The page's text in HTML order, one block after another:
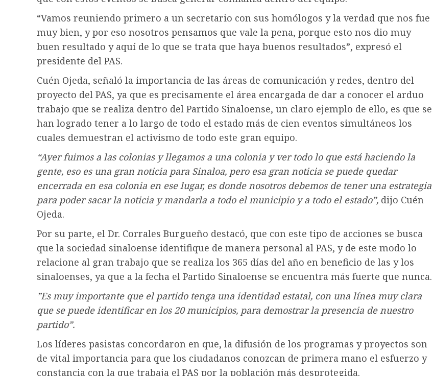
“Vamos reuniendo primero a un secretario con sus homólogos y la verdad que nos fue
muy bien, y por eso nosotros pensamos que vale la pena, porque esto nos dio muy
buen resultado y aquí de lo que se trata que haya buenos resultados”, expresó el
presidente del PAS.
Cuén Ojeda, señaló la importancia de las áreas de comunicación y redes, dentro del
proyecto del PAS, ya que es precisamente el área encargada de dar a conocer el arduo
trabajo que se realiza dentro del Partido Sinaloense, un claro ejemplo de ello, es que se
han logrado tener a lo largo de todo el estado más de cien eventos simultáneos los
cuales demuestran el activismo de todo este gran equipo.
“Ayer fuimos a las colonias y llegamos a una colonia y ver todo lo que está haciendo la
gente, eso es una gran noticia para Sinaloa, pero esa gran noticia se puede quedar
encerrada en esa colonia en ese lugar, es donde nosotros debemos de tener una estrategia
para poder sacar la noticia y mandarla a todo el municipio y a todo el estado”, dijo Cuén
Ojeda.
Por su parte, el Dr. Corrales Burgueño destacó, que con este tipo de acciones se busca
que la sociedad sinaloense identifique de manera personal al PAS, y de este modo lo
relacione al gran trabajo que se realiza los 365 días del año en beneficio de las y los
sinaloenses, ya que a la fecha el Partido Sinaloense se encuentra más fuerte que nunca.
”Es muy importante que el partido tenga una identidad estatal, con una línea muy clara
que se puede identificar en los 20 municipios, para demostrar la presencia de nuestro
partido”.
Los líderes pasistas concordaron en que, la difusión de los programas y proyectos son
de vital importancia para que los ciudadanos conozcan de primera mano el esfuerzo y
constancia con la que trabaja el PAS por la población más desprotegida.